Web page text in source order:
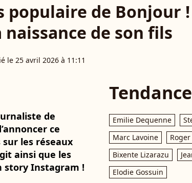
de Bonjour !
de son fils
le 25 avril 2026 à 11:11
de
ce
sur les réseaux
ainsi que les
story Instagram !
Emilie Dequenne
Marc Lavoine
Bixente Lizarazu
Elodie Gossuin